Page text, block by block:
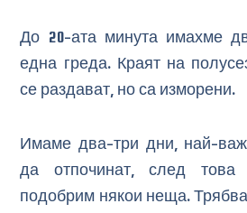
До 20-ата минута имахме
една греда. Краят на
се раздават, но са изморени.
Имаме два-три дни, най-
да отпочинат, след
подобрим някои неща.